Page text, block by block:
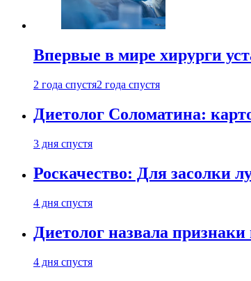
Впервые в мире хирурги
2 года спустя2 года спустя
Диетолог Соломатина:
3 дня спустя
Роскачество: Для засолки
4 дня спустя
Диетолог назвала признаки
4 дня спустя